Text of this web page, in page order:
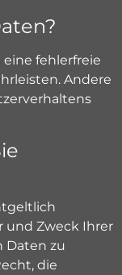
fehlerfreie
Andere
und Zweck Ihrer
Daten zu
die